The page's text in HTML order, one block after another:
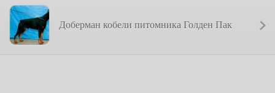
Доберман кобели питомника Голден Пак